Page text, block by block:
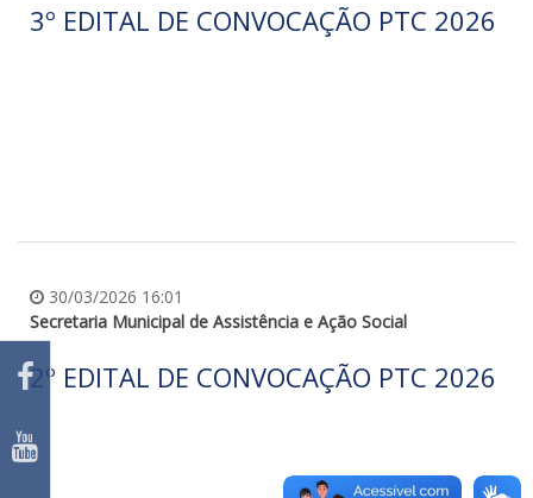
3º EDITAL DE CONVOCAÇÃO PTC 2026
30/03/2026 16:01
Secretaria Municipal de Assistência e Ação Social
2º EDITAL DE CONVOCAÇÃO PTC 2026